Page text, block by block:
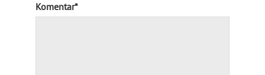
Komentar*